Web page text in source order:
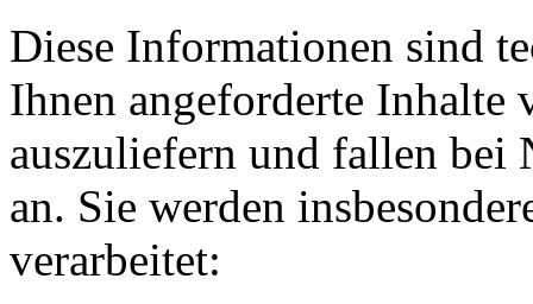
Diese Informationen sind
Ihnen angeforderte Inhalte
auszuliefern und fallen bei
an. Sie werden
verarbeitet: